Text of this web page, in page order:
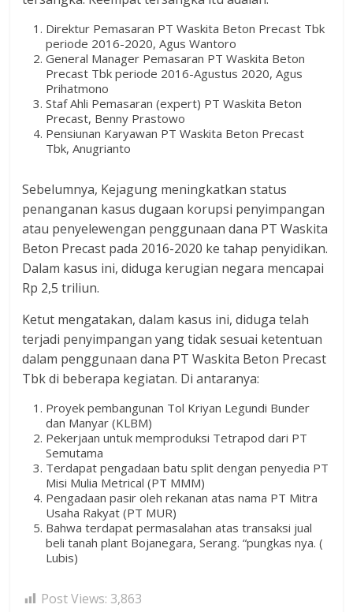
Direktur Pemasaran PT Waskita Beton Precast Tbk
periode 2016-2020, Agus Wantoro
General Manager Pemasaran PT Waskita Beton
Precast Tbk periode 2016-Agustus 2020, Agus
Prihatmono
Staf Ahli Pemasaran (expert) PT Waskita Beton
Precast, Benny Prastowo
Pensiunan Karyawan PT Waskita Beton Precast
Tbk, Anugrianto
Sebelumnya, Kejagung meningkatkan status
penanganan kasus dugaan korupsi penyimpangan
atau penyelewengan penggunaan dana PT Waskita
Beton Precast pada 2016-2020 ke tahap penyidikan.
Dalam kasus ini, diduga kerugian negara mencapai
Rp 2,5 triliun.
Ketut mengatakan, dalam kasus ini, diduga telah
terjadi penyimpangan yang tidak sesuai ketentuan
dalam penggunaan dana PT Waskita Beton Precast
Tbk di beberapa kegiatan. Di antaranya:
Proyek pembangunan Tol Kriyan Legundi Bunder
dan Manyar (KLBM)
Pekerjaan untuk memproduksi Tetrapod dari PT
Semutama
Terdapat pengadaan batu split dengan penyedia PT
Misi Mulia Metrical (PT MMM)
Pengadaan pasir oleh rekanan atas nama PT Mitra
Usaha Rakyat (PT MUR)
Bahwa terdapat permasalahan atas transaksi jual
beli tanah plant Bojanegara, Serang. “pungkas nya. (
Lubis)
Post Views: 3,863